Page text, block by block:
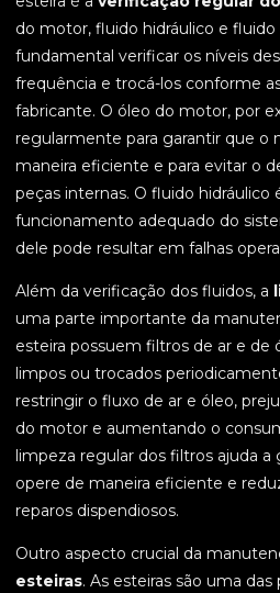
do motor, fluido hidráulico e fluido
fundamental verificar os níveis
frequência e trocá-los conforme
fabricante. O óleo do motor, por
regularmente para garantir que o
maneira eficiente e para evitar o
peças internas. O fluido hidráulico
funcionamento adequado do
dele pode resultar em falhas
Além da verificação dos fluidos, a
uma parte importante da
esteira possuem filtros de ar e de
limpos ou trocados
restringir o fluxo de ar e óleo,
do motor e aumentando o
limpeza regular dos filtros ajuda a
opere de maneira eficiente e
reparos dispendiosos.
Outro aspecto crucial da
esteiras. As esteiras são uma